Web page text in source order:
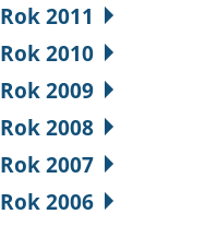
Rok 2011
Rok 2010
Rok 2009
Rok 2008
Rok 2007
Rok 2006